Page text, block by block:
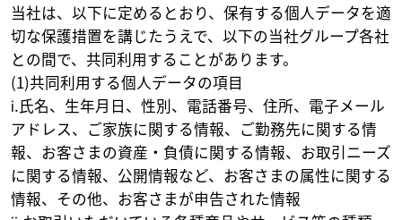
当社は、以下に定めるとおり、保有する個人データを適
切な保護措置を講じたうえで、以下の当社グループ各社
との間で、共同利用することがあります。
(1)共同利用する個人データの項目
ⅰ.氏名、生年月日、性別、電話番号、住所、電子メール
アドレス、ご家族に関する情報、ご勤務先に関する情
報、お客さまの資産・負債に関する情報、お取引ニーズ
に関する情報、公開情報など、お客さまの属性に関する
情報、その他、お客さまが申告された情報